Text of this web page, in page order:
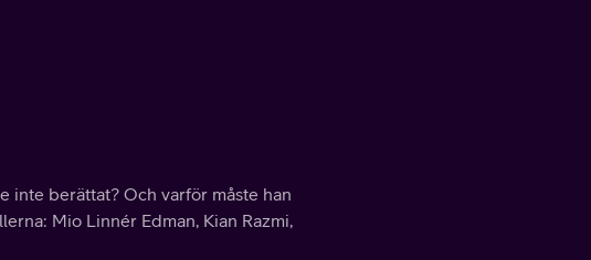
inte berättat? Och varför måste han
Mio Linnér Edman, Kian Razmi,